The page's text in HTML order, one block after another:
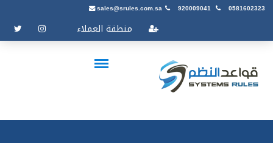
sales@srules.com.sa 920009041 0581602323
منطقة العملاء